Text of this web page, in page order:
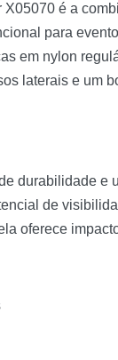
é a
para
em nylon
laterais e um
durabilidade e
de
oferece